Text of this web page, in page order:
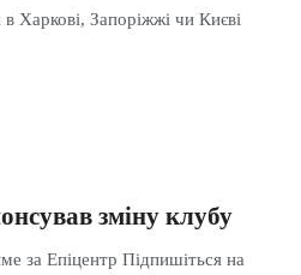
Харкові, Запоріжжі чи Києві
зміну клубу
за Епіцентр Підпишіться на